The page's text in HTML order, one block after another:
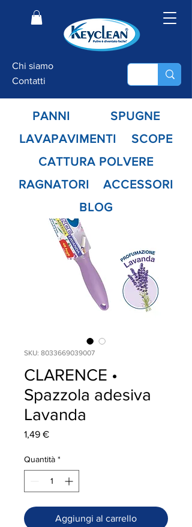
Chi siamo
Contatti
PANNI
SPUGNE
LAVAPAVIMENTI
SCOPE
CATTURA POLVERE
RAGNATORI
ACCESSORI
BLOG
SKU: 8033669039007
CLARENCE •
Spazzola adesiva
Lavanda
1,49 €Prezzo
Quantità *
Aggiungi al carrello